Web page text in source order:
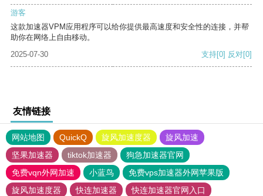
游客
这款加速器VPM应用程序可以给你提供最高速度和安全性的连接，并帮
助你在网络上自由移动。
2025-07-30
支持[0] 反对[0]
友情链接
网站地图 QuickQ 旋风加速度器
旋风加速
坚果加速器
tiktok加速器
狗急加速器官网
免费vqn外网加速
小蓝鸟
免费vps加速器外网苹果版
旋风加速度器
快连加速器
快连加速器官网入口